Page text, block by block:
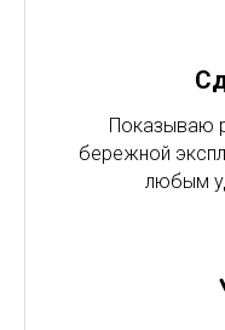
Показываю
бережной
любым